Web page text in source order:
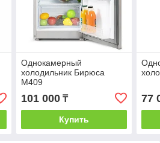
Однокамерный
холодильник Бирюса
M409
101 000₸
Купить
77